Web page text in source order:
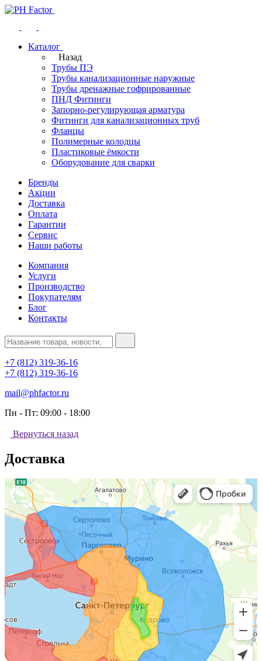
Каталог
Назад
Трубы ПЭ
Трубы канализационные наружные
Трубы дренажные гофрированные
ПНД Фитинги
Запорно-регулирующая арматура
Фитинги для канализационных труб
Фланцы
Полимерные колодцы
Пластиковые ёмкости
Оборудование для сварки
Бренды
Акции
Доставка
Оплата
Гарантии
Сервис
Наши работы
Компания
Услуги
Производство
Покупателям
Блог
Контакты
+7 (812) 319-36-16
+7 (812) 319-36-16
mail@phfactor.ru
Пн - Пт: 09:00 - 18:00
Вернуться назад
Доставка